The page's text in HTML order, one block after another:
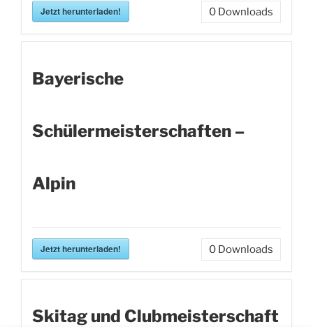
Jetzt herunterladen! 0 Downloads
Bayerische
Schülermeisterschaften –
Alpin
Jetzt herunterladen! 0 Downloads
Skitag und Clubmeisterschaft